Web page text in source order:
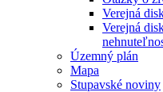
Verejná
Verejná
Územný plán
Mapa
Stupavské noviny